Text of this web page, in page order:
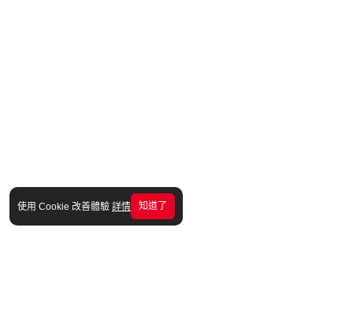
使用 Cookie 改善體驗 詳情 知道了